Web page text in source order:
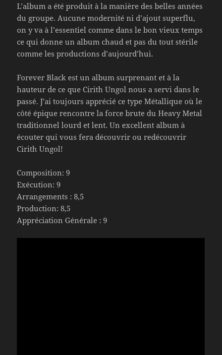
L’album a été produit à la manière des belles années
du groupe. Aucune modernité ni d’ajout superflu,
on y va à l’essentiel comme dans le bon vieux temps
ce qui donne un album chaud et pas du tout stérile
comme les productions d’aujourd’hui.
Forever Black est un album surprenant et à la
hauteur de ce que Cirith Ungol nous a servi dans le
passé. J’ai toujours apprécié ce type Métallique où le
côté épique rencontre la force brute du Heavy Metal
traditionnel lourd et lent. Un excellent album à
écouter qui vous fera découvrir ou redécouvrir
Cirith Ungol!
Composition: 9
Exécution: 9
Arrangements : 8,5
Production: 8,5
Appréciation Générale : 9